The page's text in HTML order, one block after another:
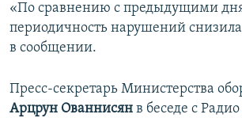
«По сравнению с предыдущими
периодичность нарушений
в сообщении.
Пресс-секретарь Министерства
Арцрун Ованнисян в беседе с